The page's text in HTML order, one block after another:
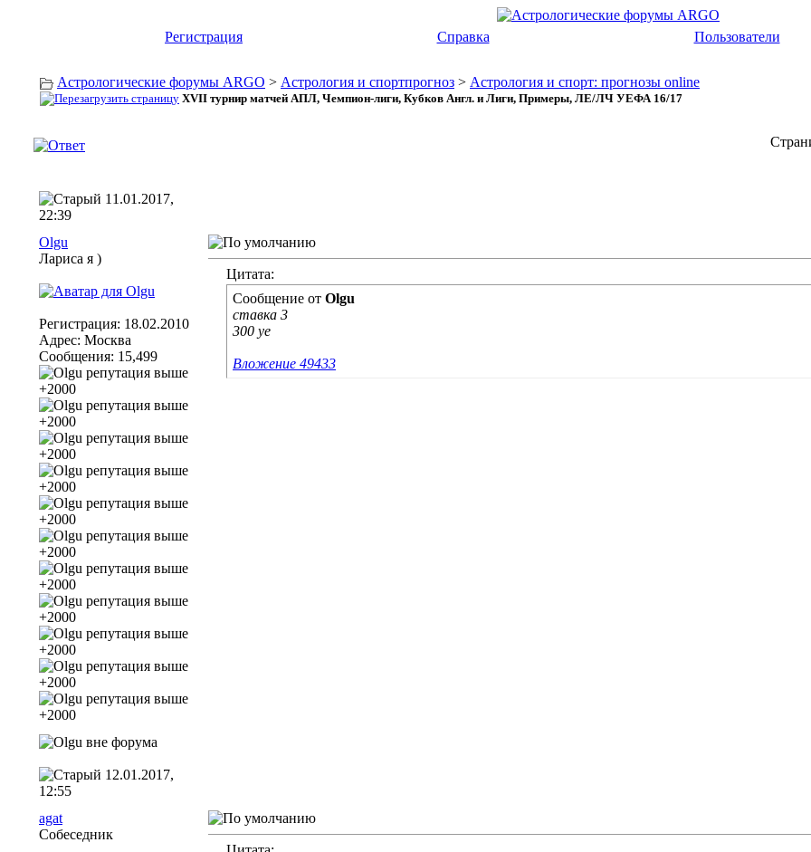
Регистрация Справка Пользователи
Астрологические форумы ARGO > Астрология и спортпрогноз > Астрология и спорт: прогнозы online
XVII турнир матчей АПЛ, Чемпион-лиги, Кубков Англ. и Лиги, Примеры, ЛЕ/ЛЧ УЕФА 16/17
11.01.2017,
22:39
Olgu
Лариса я )
Регистрация: 18.02.2010
Адрес: Москва
Сообщения: 15,499
Цитата:
Сообщение от Olgu
ставка 3
300 уе
Вложение 49433
12.01.2017,
12:55
agat
Собеседник